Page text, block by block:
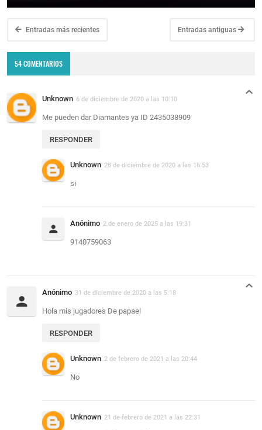
Entradas más recientes Entradas antiguas
54 COMENTARIOS
Unknown 6 de diciembre de 2020 a las 10:10
Me pueden dar Diamantes ya ID 2435038909
RESPONDER
Unknown 28 de diciembre de 2020 a las 16:53
si
Anónimo 2 de enero de 2025 a las 19:31
9140759063
Anónimo 31 de diciembre de 2020 a las 5:18
Hola mis jugadores De papael
RESPONDER
Unknown 2 de febrero de 2021 a las 20:44
No
Unknown 21 de febrero de 2021 a las 22:31